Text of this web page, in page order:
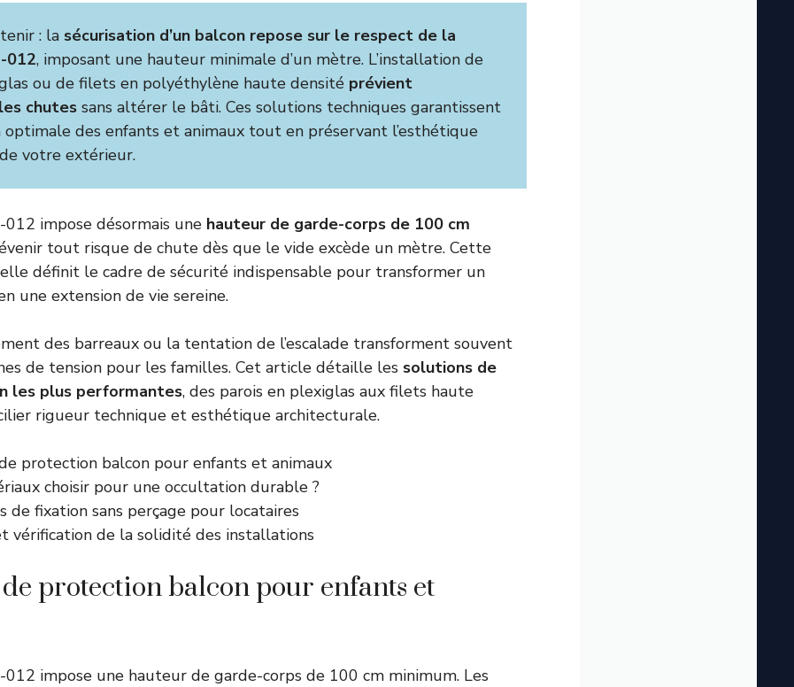
: la sécurisation d’un balcon repose sur le respect de la
012, imposant une hauteur minimale d’un mètre. L’installation de
ou de filets en polyéthylène haute densité prévient
chutes sans altérer le bâti. Ces solutions techniques garantissent
des enfants et animaux tout en préservant l’esthétique
votre extérieur.
impose désormais une hauteur de garde-corps de 100 cm
tout risque de chute dès que le vide excède un mètre. Cette
définit le cadre de sécurité indispensable pour transformer un
une extension de vie sereine.
des barreaux ou la tentation de l’escalade transforment souvent
de tension pour les familles. Cet article détaille les solutions de
les plus performantes, des parois en plexiglas aux filets haute
rigueur technique et esthétique architecturale.
protection balcon pour enfants et animaux
choisir pour une occultation durable ?
de fixation sans perçage pour locataires
vérification de la solidité des installations
protection balcon pour enfants et
012 impose une hauteur de garde-corps de 100 cm minimum. Les